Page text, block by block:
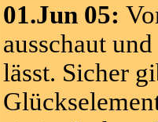
01.Jun 05:
ausschaut
lässt. Sicher